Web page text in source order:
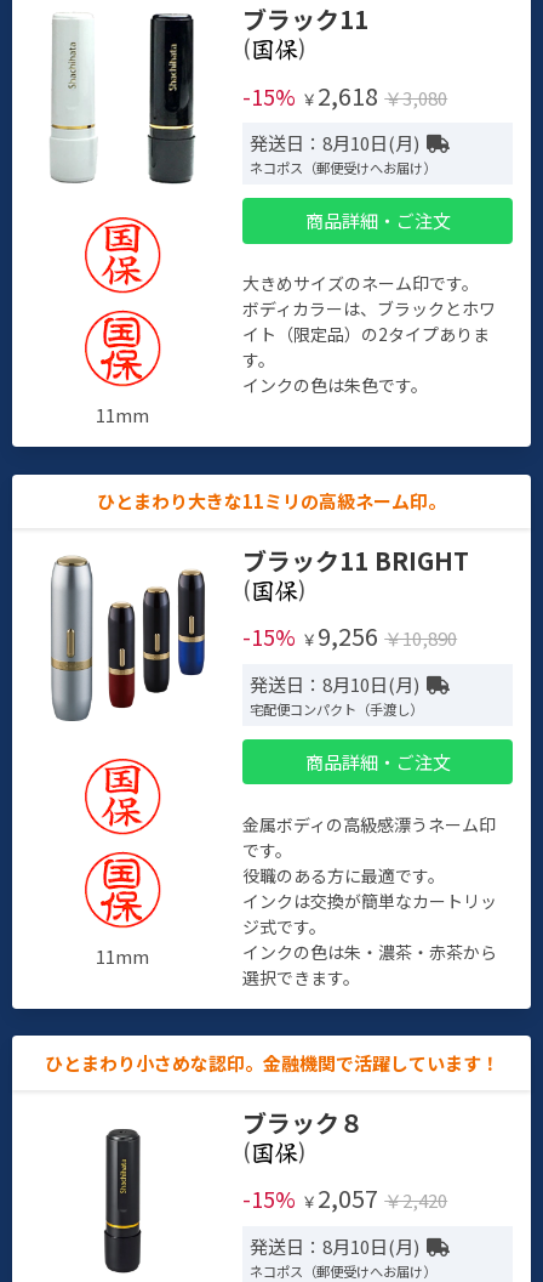
11mm
ブラック11
(
)
-15% ￥ 2,618 ￥3,080
発送日：8月10日(月)
ネコポス（郵便受けへお届け）
商品詳細・ご注文
大きめサイズのネーム印です。
ボディカラーは、ブラックとホワ
イト（限定品）の2タイプありま
す。
インクの色は朱色です。
ひとまわり大きな11ミリの高級ネーム印。
11mm
ブラック11 BRIGHT
(
)
-15% ￥ 9,256 ￥10,890
発送日：8月10日(月)
宅配便コンパクト（手渡し）
商品詳細・ご注文
金属ボディの高級感漂うネーム印
です。
役職のある方に最適です。
インクは交換が簡単なカートリッ
ジ式です。
インクの色は朱・濃茶・赤茶から
選択できます。
ひとまわり小さめな認印。金融機関で活躍しています！
ブラック８
(
)
-15% ￥ 2,057 ￥2,420
発送日：8月10日(月)
ネコポス（郵便受けへお届け）